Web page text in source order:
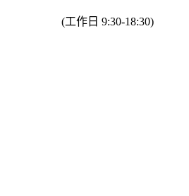
(工作日 9:30-18:30)